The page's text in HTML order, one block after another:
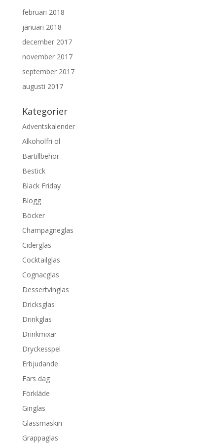
februari 2018
januari 2018
december 2017
november 2017
september 2017
augusti 2017
Kategorier
Adventskalender
Alkoholfri öl
Bartillbehör
Bestick
Black Friday
Blogg
Böcker
Champagneglas
Ciderglas
Cocktailglas
Cognacglas
Dessertvinglas
Dricksglas
Drinkglas
Drinkmixar
Dryckesspel
Erbjudande
Fars dag
Förkläde
Ginglas
Glassmaskin
Grappaglas